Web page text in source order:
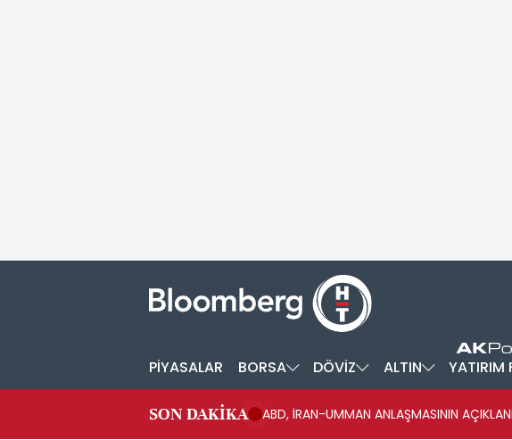
PİYASALAR BORSA DÖVİZ ALTIN YATIRIM
SON DAKİKA ABD, İRAN-UMMAN ANLAŞMASININ